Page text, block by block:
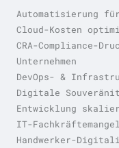
Automatisierung
Cloud-Kosten
CRA-Compliance-
Unternehmen
DevOps- &
Digitale
Entwicklung
IT-
Handwerker-